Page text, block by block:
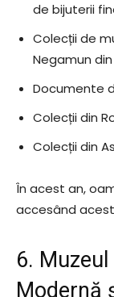
de bijuterii
Colecții de
Negamun din
Documente
Colecții din
Colecții din
În acest an,
accesând acest
6.
Modernă